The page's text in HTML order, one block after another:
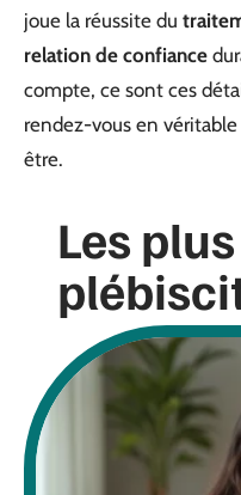
joue la réussite du
relation de confiance
compte, ce sont ces
rendez-vous en
être.
Les plus